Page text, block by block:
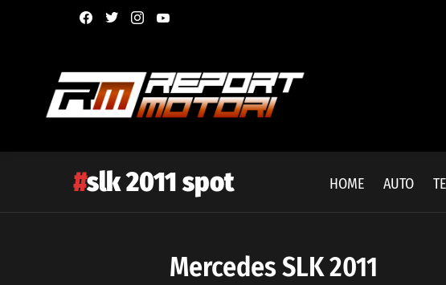
facebooktwitterinstagram
HOME AUTO
slk 2011 spot
Mercedes SLK 2011